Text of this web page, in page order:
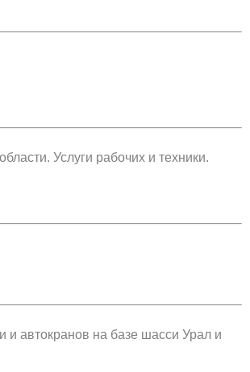
Услуги рабочих и техники.
и автокранов на базе шасси Урал и